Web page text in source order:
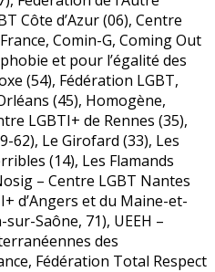
Côte d’Azur (06), Centre
Comin-G, Coming Out
et pour l’égalité des
(54), Fédération LGBT,
(45), Homogène,
LGBTI+ de Rennes (35),
62), Le Girofard (33), Les
(14), Les Flamands
– Centre LGBT Nantes
d’Angers et du Maine-et-
Saône, 71), UEEH –
des
Fédération Total Respect